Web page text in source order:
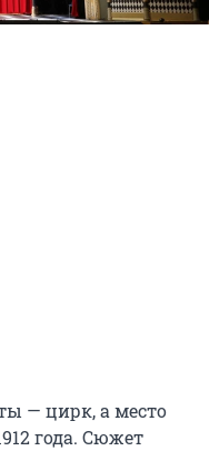
— цирк, а место
года. Сюжет